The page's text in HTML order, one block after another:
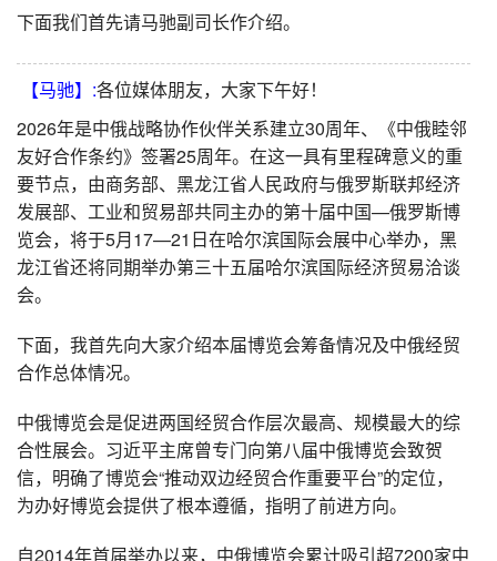
下面我们首先请马驰副司长作介绍。
【马驰】:各位媒体朋友，大家下午好！
2026年是中俄战略协作伙伴关系建立30周年、《中俄睦邻
友好合作条约》签署25周年。在这一具有里程碑意义的重
要节点，由商务部、黑龙江省人民政府与俄罗斯联邦经济
发展部、工业和贸易部共同主办的第十届中国—俄罗斯博
览会，将于5月17—21日在哈尔滨国际会展中心举办，黑
龙江省还将同期举办第三十五届哈尔滨国际经济贸易洽谈
会。
下面，我首先向大家介绍本届博览会筹备情况及中俄经贸
合作总体情况。
中俄博览会是促进两国经贸合作层次最高、规模最大的综
合性展会。习近平主席曾专门向第八届中俄博览会致贺
信，明确了博览会“推动双边经贸合作重要平台”的定位，
为办好博览会提供了根本遵循，指明了前进方向。
自2014年首届举办以来，中俄博览会累计吸引超7200家中